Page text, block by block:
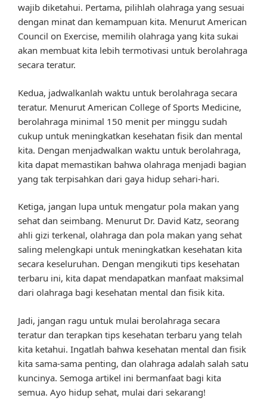
wajib diketahui. Pertama, pilihlah olahraga yang sesuai
dengan minat dan kemampuan kita. Menurut American
Council on Exercise, memilih olahraga yang kita sukai
akan membuat kita lebih termotivasi untuk berolahraga
secara teratur.
Kedua, jadwalkanlah waktu untuk berolahraga secara
teratur. Menurut American College of Sports Medicine,
berolahraga minimal 150 menit per minggu sudah
cukup untuk meningkatkan kesehatan fisik dan mental
kita. Dengan menjadwalkan waktu untuk berolahraga,
kita dapat memastikan bahwa olahraga menjadi bagian
yang tak terpisahkan dari gaya hidup sehari-hari.
Ketiga, jangan lupa untuk mengatur pola makan yang
sehat dan seimbang. Menurut Dr. David Katz, seorang
ahli gizi terkenal, olahraga dan pola makan yang sehat
saling melengkapi untuk meningkatkan kesehatan kita
secara keseluruhan. Dengan mengikuti tips kesehatan
terbaru ini, kita dapat mendapatkan manfaat maksimal
dari olahraga bagi kesehatan mental dan fisik kita.
Jadi, jangan ragu untuk mulai berolahraga secara
teratur dan terapkan tips kesehatan terbaru yang telah
kita ketahui. Ingatlah bahwa kesehatan mental dan fisik
kita sama-sama penting, dan olahraga adalah salah satu
kuncinya. Semoga artikel ini bermanfaat bagi kita
semua. Ayo hidup sehat, mulai dari sekarang!